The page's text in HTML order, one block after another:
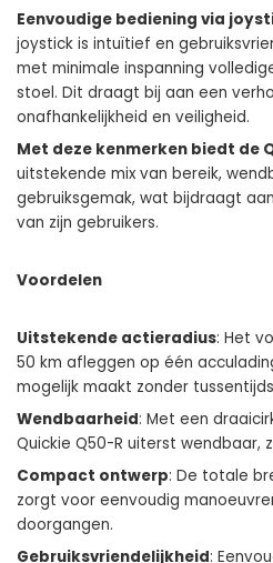
Eenvoudige bediening via
joystick is intuïtief en
met minimale inspanning
stoel. Dit draagt bij aan een
onafhankelijkheid en veiligheid.
Met deze kenmerken biedt de
uitstekende mix van bereik,
gebruiksgemak, wat bijdraagt
van zijn gebruikers.
Voordelen
Uitstekende actieradius: Het
50 km afleggen op één
mogelijk maakt zonder
Wendbaarheid: Met een
Quickie Q50-R uiterst wendbaar,
Compact ontwerp: De totale
zorgt voor eenvoudig
doorgangen.
Gebruiksvriendelijkheid: